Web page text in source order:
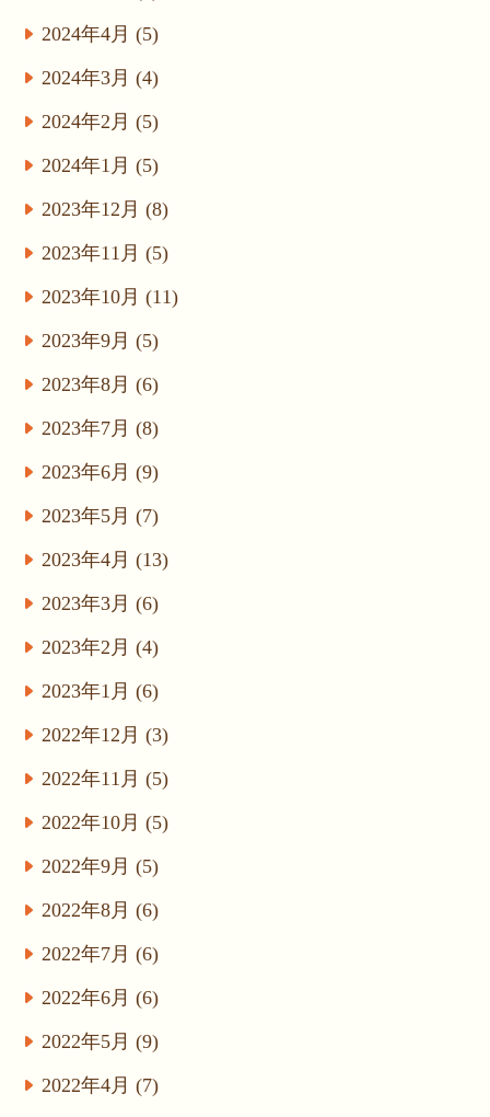
2024年4月 (5)
2024年3月 (4)
2024年2月 (5)
2024年1月 (5)
2023年12月 (8)
2023年11月 (5)
2023年10月 (11)
2023年9月 (5)
2023年8月 (6)
2023年7月 (8)
2023年6月 (9)
2023年5月 (7)
2023年4月 (13)
2023年3月 (6)
2023年2月 (4)
2023年1月 (6)
2022年12月 (3)
2022年11月 (5)
2022年10月 (5)
2022年9月 (5)
2022年8月 (6)
2022年7月 (6)
2022年6月 (6)
2022年5月 (9)
2022年4月 (7)